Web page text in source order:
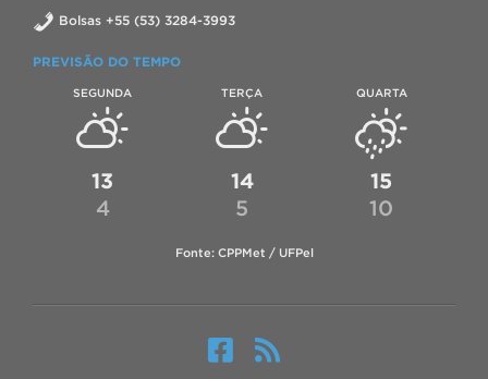
Bolsas +55 (53) 3284-3993
PREVISÃO DO TEMPO
SEGUNDA
13
4
TERÇA
14
5
QUARTA
15
10
Fonte: CPPMet / UFPel